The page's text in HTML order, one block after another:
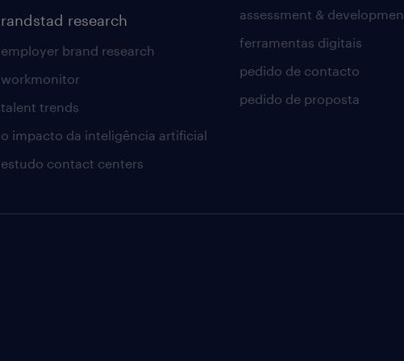
randstad research
employer brand research
workmonitor
talent trends
o impacto da inteligência artificial
estudo contact centers
assessment &
ferramentas digitais
pedido de contacto
pedido de proposta